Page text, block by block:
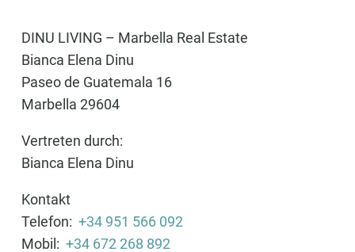
DINU LIVING – Marbella Real Estate
Bianca Elena Dinu
Paseo de Guatemala 16
Marbella 29604
Vertreten durch:
Bianca Elena Dinu
Kontakt
Telefon: +34 951 566 092
Mobil: +34 672 268 892